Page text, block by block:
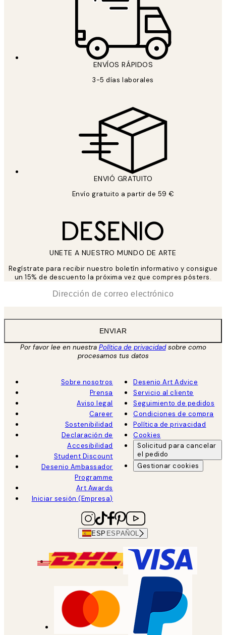
ENVÍOS RÁPIDOS
3-5 días laborales
ENVIÓ GRATUITO
Envío gratuito a partir de 59 €
UNETE A NUESTRO MUNDO DE ARTE
Regístrate para recibir nuestro boletín informativo y consigue
un 15% de descuento la próxima vez que compres pósters.
ENVIAR
Por favor lee en nuestra Política de privacidadsobre como
procesamos tus datos
Sobre nosotros
Prensa
Aviso legal
Career
Sostenibilidad
Declaración de
Accesibilidad
Student Discount
Desenio Ambassador
Programme
Art Awards
Iniciar sesión (Empresa)
Desenio Art Advice
Servicio al cliente
Seguimiento de pedidos
Condiciones de compra
Política de privacidad
Cookies
Solicitud para cancelar
el pedido
Gestionar cookies
ESP ESPAÑOL